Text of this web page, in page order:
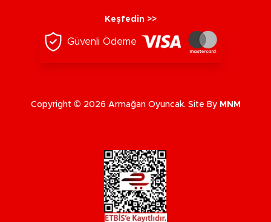
Keşfedin >>
Güvenli Ödeme
Copyright © 2026 Armağan Oyuncak. Site By MNM